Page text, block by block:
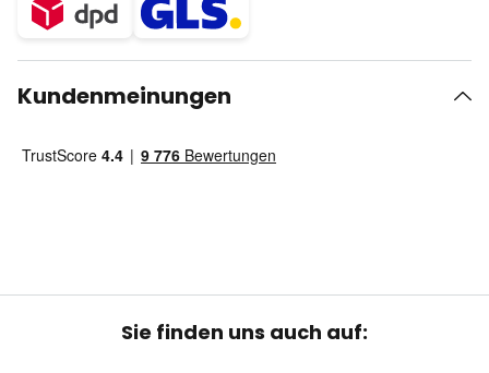
Kundenmeinungen
Sie finden uns auch auf: